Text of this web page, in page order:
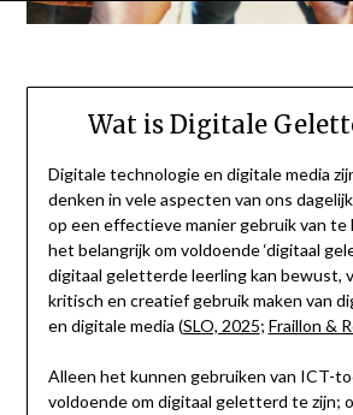
Wat is Digitale
Digitale technologie en digitale media
denken in vele aspecten van ons
op een effectieve manier gebruik van te
het belangrijk om voldoende ‘digitaal
digitaal geletterde leerling kan bewust,
kritisch en creatief gebruik maken van
en digitale media (SLO, 2025; Fraillon &
Alleen het kunnen gebruiken van ICT-
voldoende om digitaal geletterd te zijn;